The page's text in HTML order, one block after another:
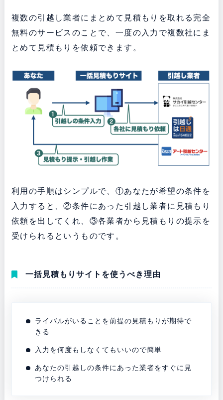
複数の引越し業者にまとめて見積もりを取れる完全
無料のサービスのことで、一度の入力で複数社にま
とめて見積もりを依頼できます。
利用の手順はシンプルで、①あなたが希望の条件を
入力すると、②条件にあった引越し業者に見積もり
依頼を出してくれ、③各業者から見積もりの提示を
受けられるというものです。
一括見積もりサイトを使うべき理由
ライバルがいることを前提の見積もりが期待で
きる
入力を何度もしなくてもいいので簡単
あなたの引越しの条件にあった業者をすぐに見
つけられる